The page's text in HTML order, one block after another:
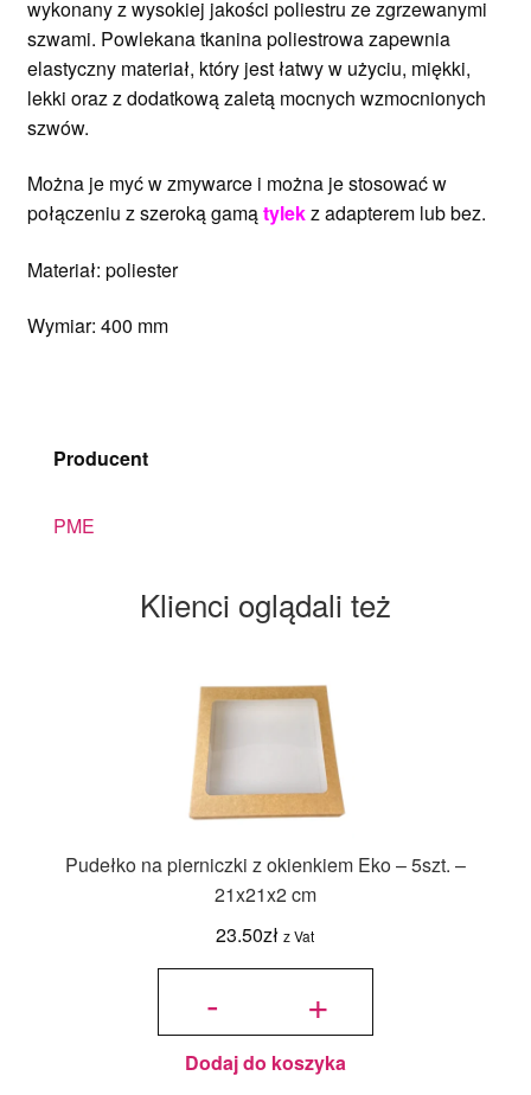
wykonany z wysokiej jakości poliestru ze zgrzewanymi
szwami. Powlekana tkanina poliestrowa zapewnia
elastyczny materiał, który jest łatwy w użyciu, miękki,
lekki oraz z dodatkową zaletą mocnych wzmocnionych
szwów.
Można je myć w zmywarce i można je stosować w
połączeniu z szeroką gamątylekz adapterem lub bez.
Materiał: poliester
Wymiar: 400 mm
Producent
PME
Klienci oglądali też
Pudełko na pierniczki z okienkiem Eko – 5szt. –
21x21x2 cm
23.50zł z Vat
-
ilość
pierniczki
okienkiem
Eko -
5szt. -
cm
+
Dodaj do koszyka